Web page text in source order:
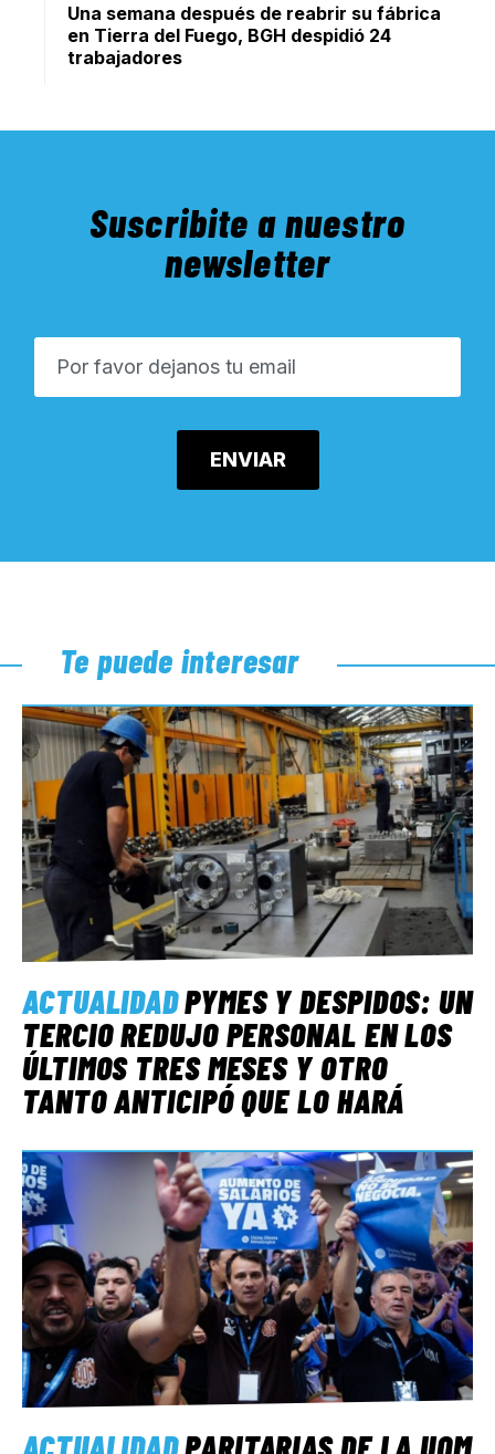
Una semana después de reabrir su fábrica
en Tierra del Fuego, BGH despidió 24
trabajadores
Suscribite a nuestro
newsletter
Te puede interesar
ACTUALIDADPYMES Y DESPIDOS: UN
TERCIO REDUJO PERSONAL EN LOS
ÚLTIMOS TRES MESES Y OTRO
TANTO ANTICIPÓ QUE LO HARÁ